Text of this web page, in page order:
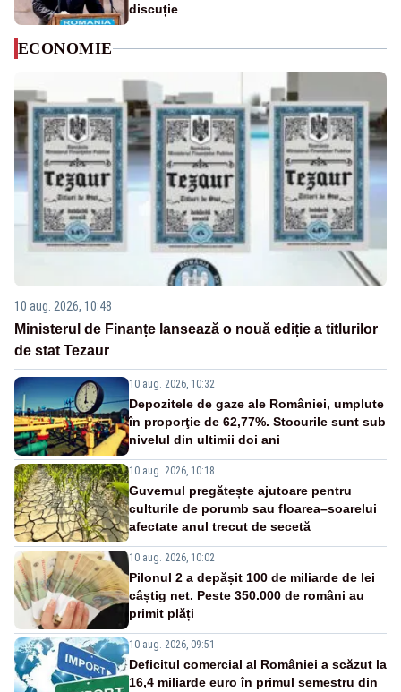
discuție
ECONOMIE
10 aug. 2026, 10:48
Ministerul de Finanțe lansează o nouă ediție a titlurilor
de stat Tezaur
10 aug. 2026, 10:32
Depozitele de gaze ale României, umplute
în proporţie de 62,77%. Stocurile sunt sub
nivelul din ultimii doi ani
10 aug. 2026, 10:18
Guvernul pregătește ajutoare pentru
culturile de porumb sau floarea–soarelui
afectate anul trecut de secetă
10 aug. 2026, 10:02
Pilonul 2 a depășit 100 de miliarde de lei
câștig net. Peste 350.000 de români au
primit plăți
10 aug. 2026, 09:51
Deficitul comercial al României a scăzut la
16,4 miliarde euro în primul semestru din